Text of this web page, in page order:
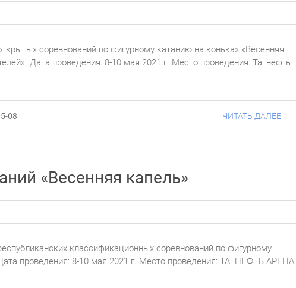
соревнований по фигурному катанию на коньках «Весенняя
Дата проведения: 8-10 мая 2021 г. Место проведения: Татнефть
08 ЧИТАТЬ ДАЛЕЕ
«Весенняя капель»
классификационных соревнований по фигурному
проведения: 8-10 мая 2021 г. Место проведения: ТАТНЕФТЬ АРЕНА,